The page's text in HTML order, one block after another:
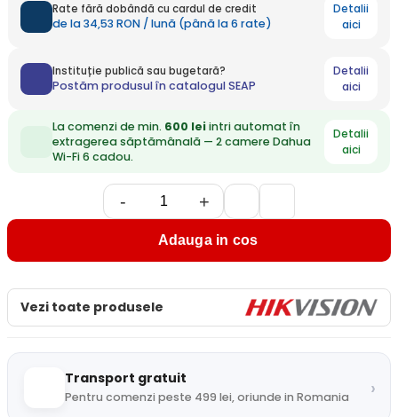
Rate fără dobândă cu cardul de credit
de la 34,53 RON / lună (până la 6 rate)
Detalii
aici
Instituție publică sau bugetară?
Postăm produsul în catalogul SEAP
Detalii
aici
La comenzi de min. 600 leiintri automat în
extragerea săptămânală — 2 camere Dahua
Wi-Fi 6 cadou.
Detalii
aici
- +
Adauga in cos
Vezi toate produsele
Transport gratuit
Pentru comenzi peste 499 lei, oriunde in Romania ›